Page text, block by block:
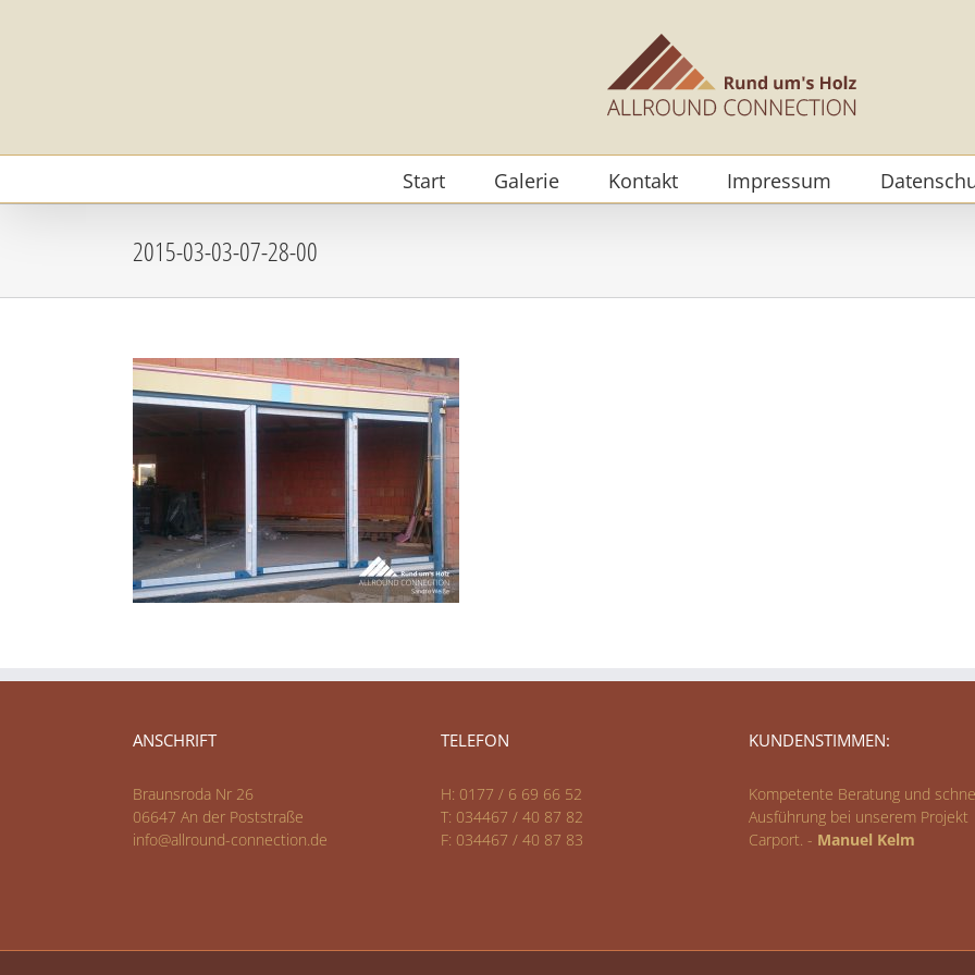
Start Galerie Kontakt Impressum
2015-03-03-07-28-00
ANSCHRIFT
Braunsroda Nr 26
06647 An der Poststraße
info@allround-connection.de
TELEFON
H: 0177 / 6 69 66 52
T: 034467 / 40 87 82
F: 034467 / 40 87 83
KUNDENSTIMMEN:
Kompetente Beratung und
Ausführung bei unserem Projekt
Carport. - Manuel Kelm